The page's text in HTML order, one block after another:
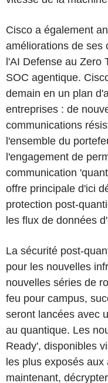
Cisco a également
améliorations de ses
l'AI Defense au Zero
SOC agentique.
demain en un plan
entreprises : de
communications
l'ensemble du
l'engagement de
communication
offre principale d'ici
protection post-
les flux de données
La sécurité post-
pour les nouvelles
nouvelles séries de
feu pour campus,
seront lancées avec
au quantique. Les
Ready', disponibles
les plus exposés
maintenant,